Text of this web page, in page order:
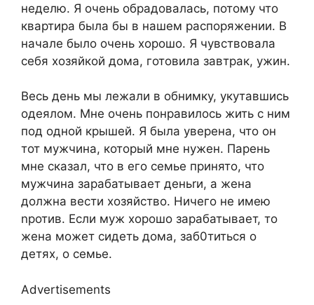
неделю. Я очень обрадовалась, потому что
квартира была бы в нашем распоряжении. В
начале было очень хорошо. Я чувствовала
себя хозяйкой дома, готовила завтрак, ужин.
Весь день мы лежали в обнимку, укутавшись
одеялом. Мне очень понравилось жить с ним
под одной крышей. Я была уверена, что он
тот мужчина, который мне нужен. Парень
мне сказал, что в его семье принято, что
мужчина зарабатывает деньrи, а жена
должна вести хозяйство. Ничего не имею
nротив. Если муж хорошо зарабатывает, то
жена может сидеть дома, заб0титься о
детях, о семье.
Advertisements